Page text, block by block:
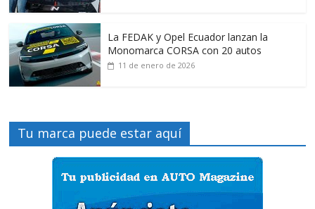
La FEDAK y Opel Ecuador lanzan la
Monomarca CORSA con 20 autos
11 de enero de 2026
Tu marca puede estar aquí